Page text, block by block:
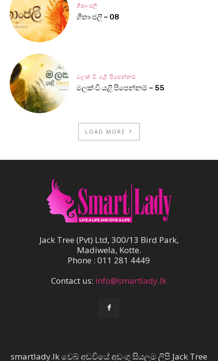
ගීතාංජලී
ගීතාංජලී – 08
මලක් වී යළි පිපෙන්නම්
මලක් වී යළි පිපෙන්නම් – 55
LOAD MORE
Jack Tree (Pvt) Ltd, 300/13 Bird Park,
Madiwela, Kotte.
Phone : 011 281 4449
Contact us: info@smartlady.lk
smartlady.lk වෙබ් අඩවියේ අඩංගු සියලුම ලිපි Jack Tree